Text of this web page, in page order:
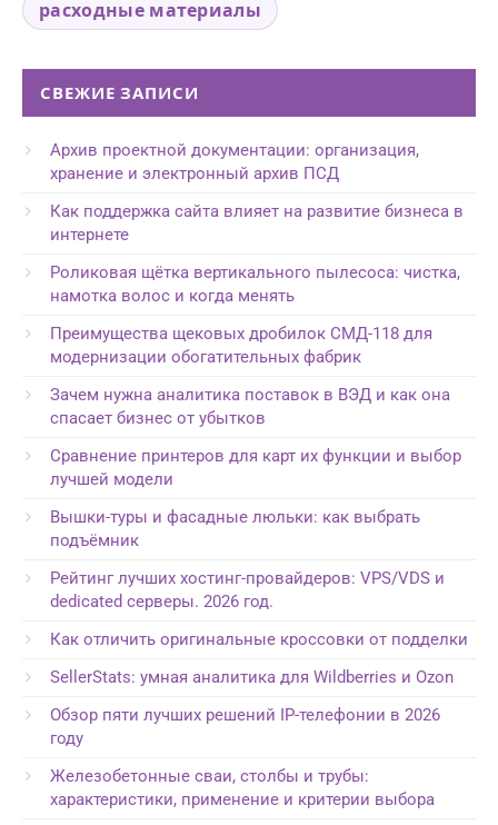
расходные материалы
СВЕЖИЕ ЗАПИСИ
Архив проектной документации: организация,
хранение и электронный архив ПСД
Как поддержка сайта влияет на развитие бизнеса в
интернете
Роликовая щётка вертикального пылесоса: чистка,
намотка волос и когда менять
Преимущества щековых дробилок СМД-118 для
модернизации обогатительных фабрик
Зачем нужна аналитика поставок в ВЭД и как она
спасает бизнес от убытков
Сравнение принтеров для карт их функции и выбор
лучшей модели
Вышки-туры и фасадные люльки: как выбрать
подъёмник
Рейтинг лучших хостинг-провайдеров: VPS/VDS и
dedicated серверы. 2026 год.
Как отличить оригинальные кроссовки от подделки
SellerStats: умная аналитика для Wildberries и Ozon
Обзор пяти лучших решений IP-телефонии в 2026
году
Железобетонные сваи, столбы и трубы:
характеристики, применение и критерии выбора